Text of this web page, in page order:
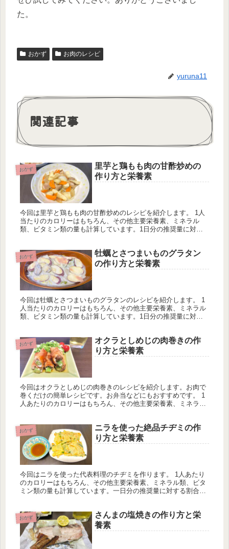
た。
おかず お肉のレシピ
yuruna11
関連記事
おかず
里芋と鶏もも肉の甘酢炒めの
作り方と栄養素
今回は里芋と鶏もも肉の甘酢炒めのレシピを紹介します。 1人
当たりのカロリーはもちろん、その他主要栄養素、ミネラル
類、ビタミン類の量も計算しています。1日分の推奨量に対す
おかず
牡蠣とさつまいものグラタン
の作り方と栄養素
今回は牡蠣とさつまいものグラタンのレシピを紹介します。 1
人当たりのカロリーはもちろん、その他主要栄養素、ミネラル
類、ビタミン類の量も計算しています。1日分の推奨量に対す
おかず
オクラとしめじの肉巻きの作
り方と栄養素
今回はオクラとしめじの肉巻きのレシピを紹介します。お肉で
巻くだけの簡単レシピです。お弁当などにもおすすめです。 1
人あたりのカロリーはもちろん、その他主要栄養素、ミネラル
おかず
ニラを使った絶品チヂミの作
り方と栄養素
今回はニラを使った代表料理のチヂミを作ります。 1人あたり
のカロリーはもちろん、その他主要栄養素、ミネラル類、ビタ
ミン類の量も計算しています。一日分の推奨量に対する割合も
おかず
さんまの塩焼きの作り方と栄
養素